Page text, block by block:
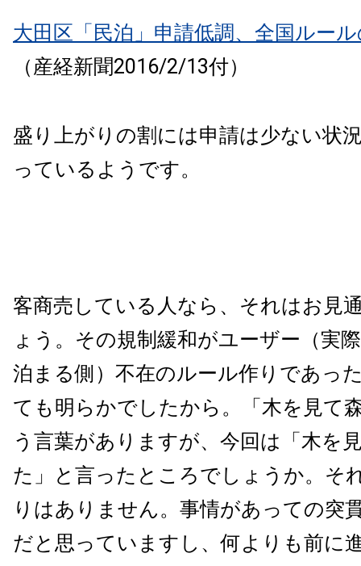
大田区「民泊」申請低調、全国ルー
（産経新聞2016/2/13付）
盛り上がりの割には申請は少ない状
っているようです。
客商売している人なら、それはお見
ょう。その規制緩和がユーザー（実
泊まる側）不在のルール作りであっ
ても明らかでしたから。「木を見て
う言葉がありますが、今回は「木を
た」と言ったところでしょうか。そ
りはありません。事情があっての突
だと思っていますし、何よりも前に